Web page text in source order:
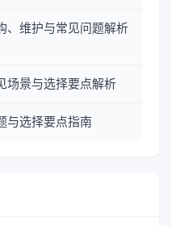
、维护与常见问题解析
场景与选择要点解析
与选择要点指南